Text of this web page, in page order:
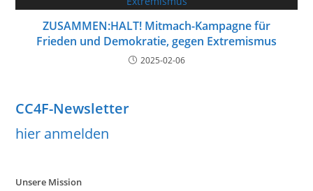
ZUSAMMEN:HALT! Mitmach-Kampagne für
Frieden und Demokratie, gegen Extremismus
2025-02-06
CC4F-Newsletter
hier anmelden
Unsere Mission